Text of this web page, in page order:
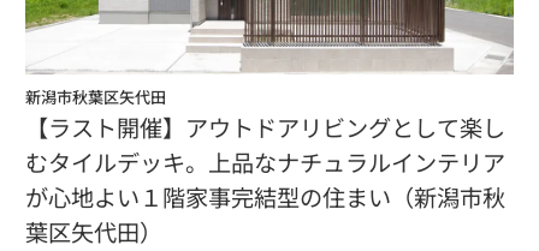
新潟市秋葉区矢代田
【ラスト開催】アウトドアリビングとして楽し
むタイルデッキ。上品なナチュラルインテリア
が心地よい１階家事完結型の住まい（新潟市秋
葉区矢代田）